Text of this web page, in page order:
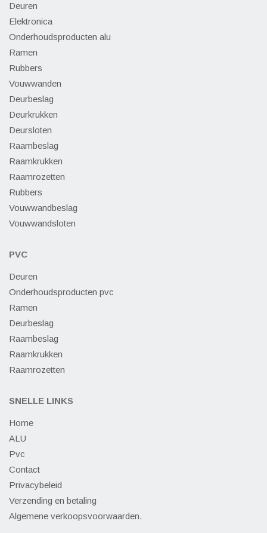
Deuren
Elektronica
Onderhoudsproducten alu
Ramen
Rubbers
Vouwwanden
Deurbeslag
Deurkrukken
Deursloten
Raambeslag
Raamkrukken
Raamrozetten
Rubbers
Vouwwandbeslag
Vouwwandsloten
PVC
Deuren
Onderhoudsproducten pvc
Ramen
Deurbeslag
Raambeslag
Raamkrukken
Raamrozetten
SNELLE LINKS
Home
ALU
Pvc
Contact
Privacybeleid
Verzending en betaling
Algemene verkoopsvoorwaarden.